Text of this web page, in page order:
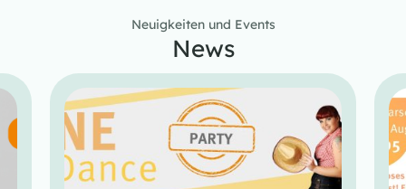
Neuigkeiten und Events
News